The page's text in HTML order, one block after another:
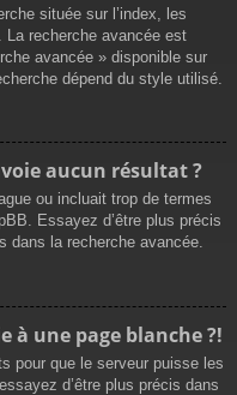
située sur l’index, les
recherche avancée est
avancée » disponible sur
dépend du style utilisé.
aucun résultat ?
ou incluait trop de termes
Essayez d’être plus précis
dans la recherche avancée.
à une page blanche ?!
pour que le serveur puisse les
d’être plus précis dans